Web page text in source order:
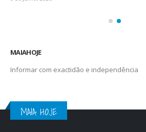
MAIAHOJE
Informar com exactidão e independência
MAIA HOJE